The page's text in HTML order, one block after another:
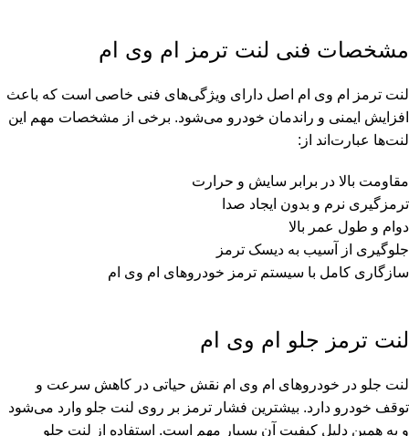
مشخصات فنی لنت ترمز ام وی ام
لنت ترمز ام وی ام اصل دارای ویژگی‌های فنی خاصی است که باعث
افزایش ایمنی و راندمان خودرو می‌شود. برخی از مشخصات مهم این
لنت‌ها عبارت‌اند از:
مقاومت بالا در برابر سایش و حرارت
ترمزگیری نرم و بدون ایجاد صدا
دوام و طول عمر بالا
جلوگیری از آسیب به دیسک ترمز
سازگاری کامل با سیستم ترمز خودروهای ام وی ام
لنت ترمز جلو ام وی ام
لنت جلو در خودروهای ام وی ام نقش حیاتی در کاهش سرعت و
توقف خودرو دارد. بیشترین فشار ترمز بر روی لنت جلو وارد می‌شود
و به همین دلیل کیفیت آن بسیار مهم است. استفاده از لنت جلو